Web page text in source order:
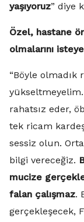
yaşıyoruz” diye
Özel, hastane
olmalarını
“Böyle olmadık
yükseltmeyelim.
rahatsız eder,
tek ricam
sessiz olun.
bilgi vereceğiz.
mucize
falan çalışmaz.
gerçekleşecek,